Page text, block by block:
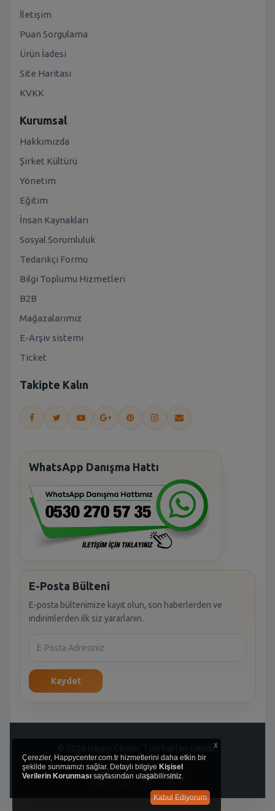
İletişim
Puan Sorgulama
Ürün İadesi
Site Haritası
KVKK
Kurumsal
Hakkımızda
Şirket Kültürü
Yönetim
Eğitim
İnsan Kaynakları
Sosyal Sorumluluk
Tedarikçi Formu
Bilgi Toplumu Hizmetleri
B2B
Mağazalarımız
E-Arşiv sistemi
Ticket
Takipte Kalın
WhatsApp Danışma Hattı
E-Posta Bülteni
E-posta bültenimize kayıt olun, son haberlerden ve
indirimlerden ilk siz yararlanın.
Kaydet
© 2026 Happy Center. Tüm hakları saklıdır.
x
Çerezler, Happycenter.com.tr hizmetlerini daha etkin bir
şekilde sunmamızı sağlar. Detaylı bilgiye Kişisel
Verilerin Korunması sayfasından ulaşabilirsiniz.
Kabul Ediyorum